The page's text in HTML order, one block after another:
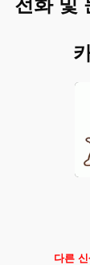
전화 및
다른